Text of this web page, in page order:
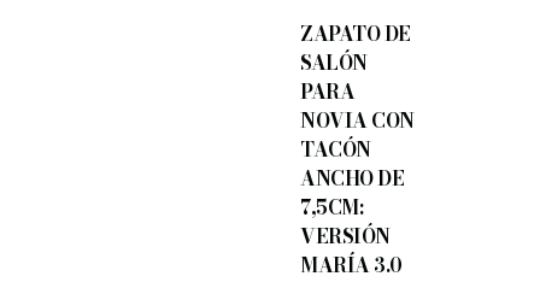
ZAPATO DE
SALÓN
PARA
NOVIA CON
TACÓN
ANCHO DE
7,5CM:
VERSIÓN
MARÍA 3.0